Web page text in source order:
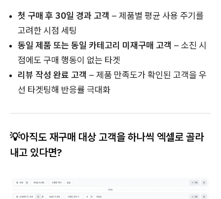
첫 구매 후 30일 경과 고객 – 제품별 평균 사용 주기를
고려한 시점 세팅
동일 제품 또는 동일 카테고리 미재구매 고객 – 소진 시
점에도 구매 행동이 없는 타겟
리뷰 작성 완료 고객 – 제품 만족도가 확인된 고객을 우
선 타겟팅해 반응률 극대화
💡아직도 재구매 대상 고객을 하나씩 엑셀로 골라
내고 있다면?